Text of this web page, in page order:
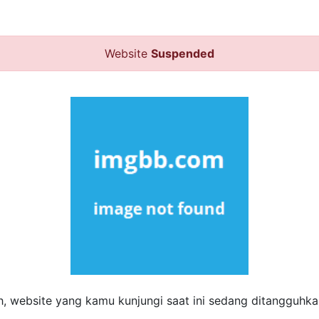
Website Suspended
website yang kamu kunjungi saat ini sedang